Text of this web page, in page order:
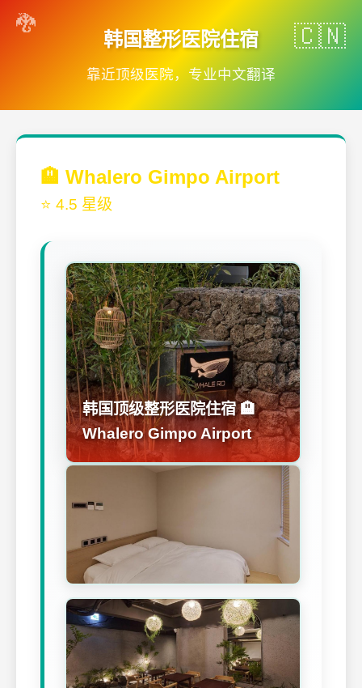
韩国整形医院住宿
靠近顶级医院，专业中文翻译
🏨 Whalero Gimpo Airport
⭐ 4.5 星级
韩国顶级整形医院住宿 🏨
Whalero Gimpo Airport